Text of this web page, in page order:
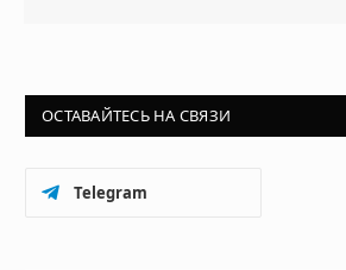
ОСТАВАЙТЕСЬ НА СВЯЗИ
Telegram